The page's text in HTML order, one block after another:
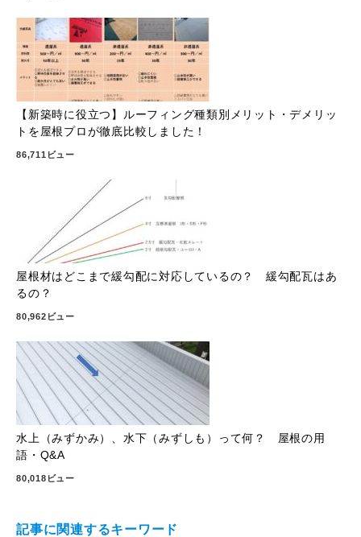
【新築時に役立つ】ルーフィング種類別メリット・デメリッ
トを屋根プロが徹底比較しました！
86,711ビュー
屋根材はどこまで緩勾配に対応しているの？ 緩勾配瓦はあ
るの？
80,962ビュー
水上（みずかみ）、水下（みずしも）って何？ 屋根の用
語・Q&A
80,018ビュー
記事に関連するキーワード